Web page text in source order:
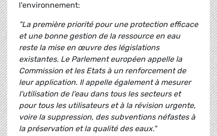
l'environnement:
"La première priorité pour une protection efficace
et une bonne gestion de la ressource en eau
reste la mise en œuvre des législations
existantes. Le Parlement européen appelle la
Commission et les Etats à un renforcement de
leur application. Il appelle également à mesurer
l'utilisation de l'eau dans tous les secteurs et
pour tous les utilisateurs et à la révision urgente,
voire la suppression, des subventions néfastes à
la préservation et la qualité des eaux."